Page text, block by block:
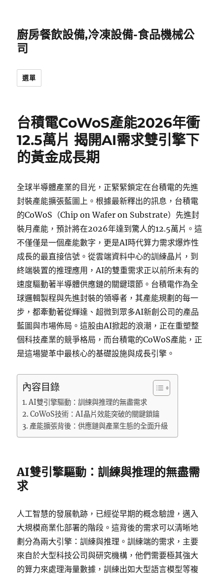
廚房餐飲設備,冷凍設備-食品機械公
司
選單
台積電CoWoS產能2026年衝
12.5萬片 揭開AI需求雙引擎下
的黃金成長期
全球半導體產業的目光，正緊緊鎖定在台積電的先進
封裝產能擴張藍圖上。根據最新釋出的訊息，台積電
的CoWoS（Chip on Wafer on Substrate）先進封
裝月產能，預計將在2026年達到驚人的12.5萬片。這
不僅僅是一個產能數字，更是AI時代算力需求爆炸性
成長的最直接信號。從雲端資料中心的訓練晶片，到
終端裝置的推理應用，AI的雙重需求正以前所未有的
速度驅動著半導體供應鏈的關鍵環節。台積電作為全
球邏輯製程與先進封裝的領導者，其產能規劃的每一
步，都牽動著從輝達、超微到眾多AI新創公司的產品
藍圖與市場佈局。這股由AI掀起的浪潮，正在重塑整
個科技產業的競爭格局，而台積電的CoWoS產能，正
是這場變革中最核心的基礎設施與成長引擎。
內容目錄
AI雙引擎驅動：訓練與推理的無盡需求
CoWoS技術：AI晶片效能突破的關鍵鎖鑰
產能擴張背後：供應鏈與產業生態的全面升級
AI雙引擎驅動：訓練與推理的無盡需
求
人工智慧的發展軌跡，已經從早期的概念驗證，邁入
大規模商業化部署的階段。這背後的需求可以清晰地
劃分為兩大引擎：訓練與推理。訓練端的需求，主要
來自於大型科技公司與研究機構，他們需要極其強大
的算力來處理海量數據，訓練出如大型語言模型等複